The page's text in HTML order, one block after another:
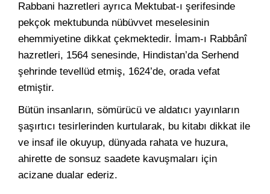
Rabbani hazretleri ayrıca Mektubat-ı şerifesinde
pekçok mektubunda nübüvvet meselesinin
ehemmiyetine dikkat çekmektedir. İmam-ı Rabbânî
hazretleri, 1564 senesinde, Hindistan’da Serhend
şehrinde tevellüd etmiş, 1624’de, orada vefat
etmiştir.
Bütün insanların, sömürücü ve aldatıcı yayınların
şaşırtıcı tesirlerinden kurtularak, bu kitabı dikkat ile
ve insaf ile okuyup, dünyada rahata ve huzura,
ahirette de sonsuz saadete kavuşmaları için
acizane dualar ederiz.